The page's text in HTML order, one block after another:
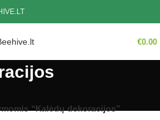
€0.00
“Kalėdų dekoracijos”